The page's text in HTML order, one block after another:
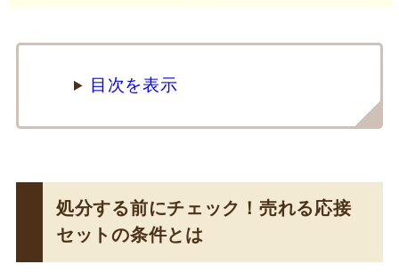
目次を表示
処分する前にチェック！売れる応接
セットの条件とは